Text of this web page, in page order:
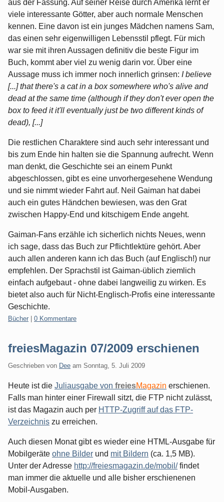
aus der Fassung. Auf seiner Reise durch Amerika lernt er
viele interessante Götter, aber auch normale Menschen
kennen. Eine davon ist ein junges Mädchen namens Sam,
das einen sehr eigenwilligen Lebensstil pflegt. Für mich
war sie mit ihren Aussagen definitiv die beste Figur im
Buch, kommt aber viel zu wenig darin vor. Über eine
Aussage muss ich immer noch innerlich grinsen: I believe
[...] that there's a cat in a box somewhere who's alive and
dead at the same time (although if they don't ever open the
box to feed it it'll eventually just be two different kinds of
dead), [...]
Die restlichen Charaktere sind auch sehr interessant und
bis zum Ende hin halten sie die Spannung aufrecht. Wenn
man denkt, die Geschichte sei an einem Punkt
abgeschlossen, gibt es eine unvorhergesehene Wendung
und sie nimmt wieder Fahrt auf. Neil Gaiman hat dabei
auch ein gutes Händchen bewiesen, was den Grat
zwischen Happy-End und kitschigem Ende angeht.
Gaiman-Fans erzähle ich sicherlich nichts Neues, wenn
ich sage, dass das Buch zur Pflichtlektüre gehört. Aber
auch allen anderen kann ich das Buch (auf Englisch!) nur
empfehlen. Der Sprachstil ist Gaiman-üblich ziemlich
einfach aufgebaut - ohne dabei langweilig zu wirken. Es
bietet also auch für Nicht-Englisch-Profis eine interessante
Geschichte.
Kategorien:
Bücher 0 Kommentare
freiesMagazin 07/2009 erschienen
Geschrieben von Dee am Sonntag, 5. Juli 2009
Heute ist die Juliausgabe von freiesMagazin erschienen.
Falls man hinter einer Firewall sitzt, die FTP nicht zulässt,
ist das Magazin auch per HTTP-Zugriff auf das FTP-
Verzeichnis zu erreichen.
Auch diesen Monat gibt es wieder eine HTML-Ausgabe für
Mobilgeräte ohne Bilder und mit Bildern (ca. 1,5 MB).
Unter der Adresse http://freiesmagazin.de/mobil/findet
man immer die aktuelle und alle bisher erschienenen
Mobil-Ausgaben.